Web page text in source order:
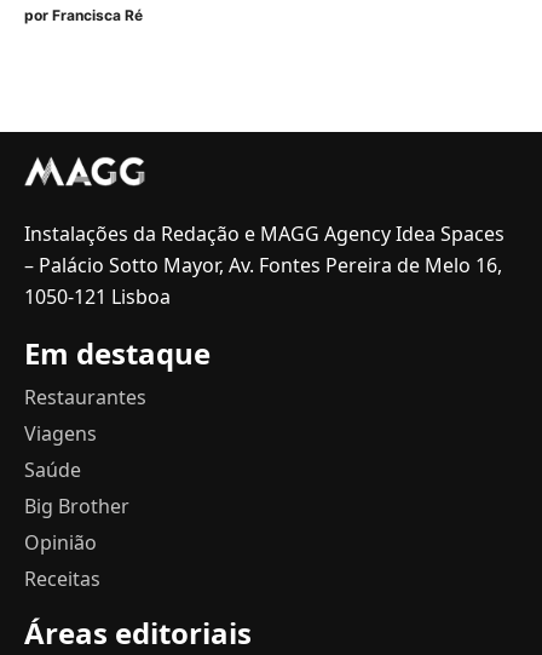
por Francisca Ré
Instalações da Redação e MAGG Agency Idea Spaces
– Palácio Sotto Mayor, Av. Fontes Pereira de Melo 16,
1050-121 Lisboa
Em destaque
Restaurantes
Viagens
Saúde
Big Brother
Opinião
Receitas
Áreas editoriais